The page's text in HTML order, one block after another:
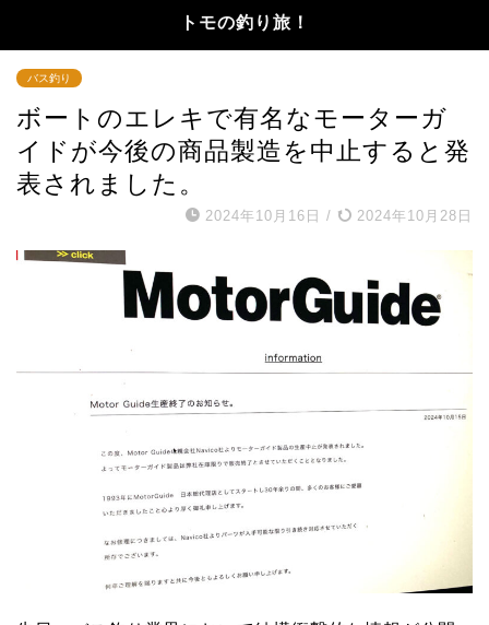
トモの釣り旅！
バス釣り
ボートのエレキで有名なモーターガ
イドが今後の商品製造を中止すると発
表されました。
2024年10月16日 / 2024年10月28日